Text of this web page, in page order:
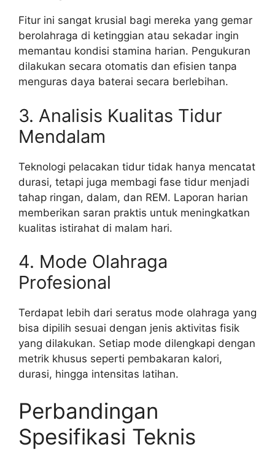
Fitur ini sangat krusial bagi mereka yang gemar
berolahraga di ketinggian atau sekadar ingin
memantau kondisi stamina harian. Pengukuran
dilakukan secara otomatis dan efisien tanpa
menguras daya baterai secara berlebihan.
3. Analisis Kualitas Tidur
Mendalam
Teknologi pelacakan tidur tidak hanya mencatat
durasi, tetapi juga membagi fase tidur menjadi
tahap ringan, dalam, dan REM. Laporan harian
memberikan saran praktis untuk meningkatkan
kualitas istirahat di malam hari.
4. Mode Olahraga
Profesional
Terdapat lebih dari seratus mode olahraga yang
bisa dipilih sesuai dengan jenis aktivitas fisik
yang dilakukan. Setiap mode dilengkapi dengan
metrik khusus seperti pembakaran kalori,
durasi, hingga intensitas latihan.
Perbandingan
Spesifikasi Teknis